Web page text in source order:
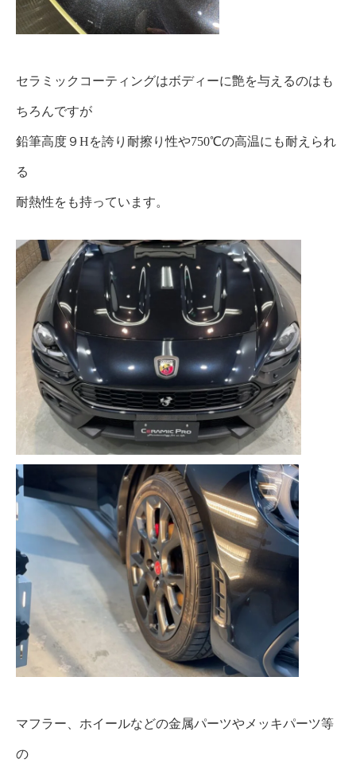
セラミックコーティングはボディーに艶を与えるのはも
ちろんですが
鉛筆高度９Hを誇り耐擦り性や750℃の高温にも耐えられ
る
耐熱性をも持っています。
マフラー、ホイールなどの金属パーツやメッキパーツ等
の